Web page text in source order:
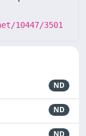
10447/3501
ND
ND